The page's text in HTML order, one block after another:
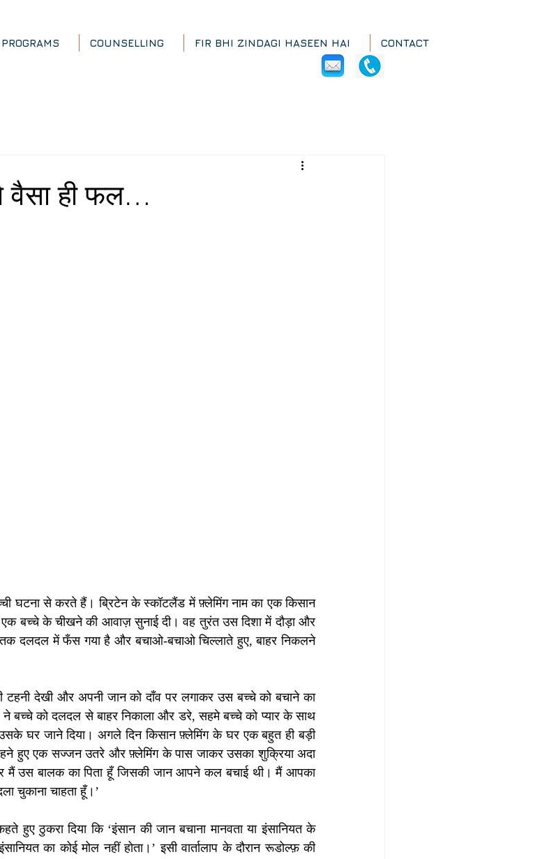
PROGRAMS COUNSELLING FIR BHI ZINDAGI HASEEN HAI CONTACT
वैसा ही फल…
से करते हैं। ब्रिटेन के स्कॉटलैंड में फ़्लेमिंग नाम का एक किसान
बच्चे के चीखने की आवाज़ सुनाई दी। वह तुरंत उस दिशा में दौड़ा और
दलदल में फँस गया है और बचाओ-बचाओ चिल्लाते हुए, बाहर निकलने
टहनी देखी और अपनी जान को दाँव पर लगाकर उस बच्चे को बचाने का
बच्चे को दलदल से बाहर निकाला और डरे, सहमे बच्चे को प्यार के साथ
घर जाने दिया। अगले दिन किसान फ़्लेमिंग के घर एक बहुत ही बड़ी
हुए एक सज्जन उतरे और फ़्लेमिंग के पास जाकर उसका शुक्रिया अदा
मैं उस बालक का पिता हूँ जिसकी जान आपने कल बचाई थी। मैं आपका
चुकाना चाहता हूँ।’
ठुकरा दिया कि ‘इंसान की जान बचाना मानवता या इंसानियत के
का कोई मोल नहीं होता।’ इसी वार्तालाप के दौरान रूडोल्फ़ की